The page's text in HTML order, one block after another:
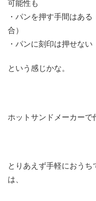
可能性も
・パンを押す手間はあ
合）
・パンに刻印は押せない
という感じかな。
ホットサンドメーカーで
とりあえず手軽におう
は、